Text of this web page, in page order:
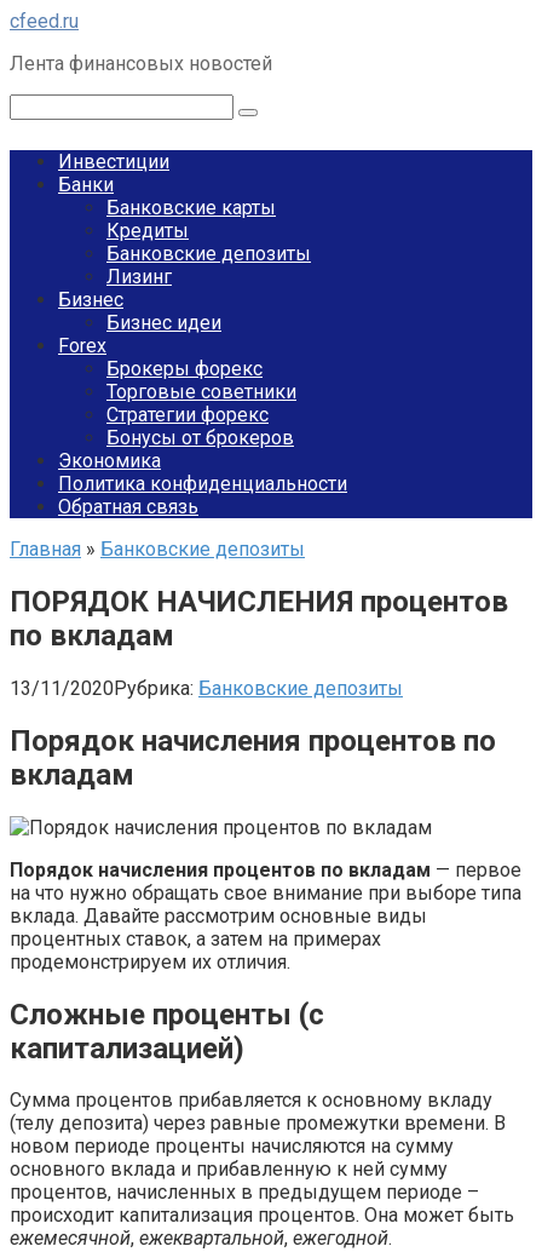
Перейти
контенту
cfeed.ru
Лента финансовых новостей
Инвестиции
Банки
Банковские карты
Кредиты
Банковские депозиты
Лизинг
Бизнес
Бизнес идеи
Forex
Брокеры форекс
Торговые советники
Стратегии форекс
Бонусы от брокеров
Экономика
Политика конфиденциальности
Обратная связь
Главная » Банковские депозиты
ПОРЯДОК НАЧИСЛЕНИЯ процентов
по вкладам
13/11/2020Рубрика: Банковские депозиты
Порядок начисления процентов по
вкладам
Порядок начисления процентов по вкладам — первое
на что нужно обращать свое внимание при выборе типа
вклада. Давайте рассмотрим основные виды
процентных ставок, а затем на примерах
продемонстрируем их отличия.
Сложные проценты (с
капитализацией)
Сумма процентов прибавляется к основному вкладу
(телу депозита) через равные промежутки времени. В
новом периоде проценты начисляются на сумму
основного вклада и прибавленную к ней сумму
процентов, начисленных в предыдущем периоде –
происходит капитализация процентов. Она может быть
ежемесячной, ежеквартальной, ежегодной.